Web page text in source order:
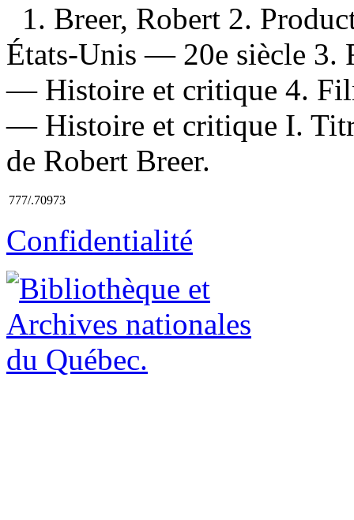
1. Breer, Robert 2.
États-Unis — 20e siècle
— Histoire et critique 4.
— Histoire et critique I.
de Robert Breer.
777/.70973
Confidentialité